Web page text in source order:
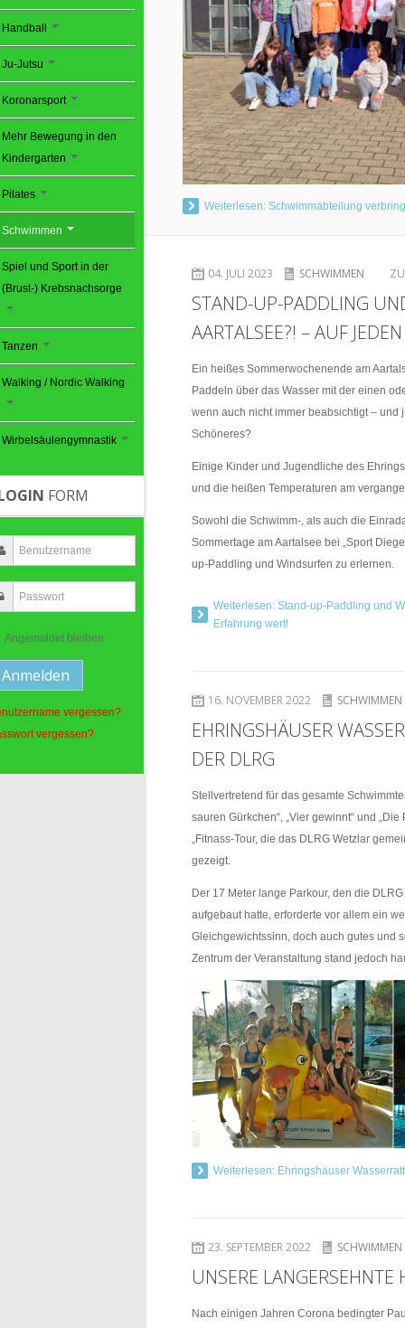
Weiterlesen: Schwimmabteilung
04. JULI 2023 SCHWIMMEN
STAND-UP-PADDLING
AARTALSEE?! – AUF
Ein heißes Sommerwochenende am
Paddeln über das Wasser mit der einen
wenn auch nicht immer beabsichtigt – und
Schöneres?
Einige Kinder und Jugendliche des
und die heißen Temperaturen am
Sowohl die Schwimm-, als auch die
Sommertage am Aartalsee bei „Sport
up-Paddling und Windsurfen zu erlernen.
Weiterlesen: Stand-up-Paddling und
Erfahrung wert!
16. NOVEMBER 2022 SCHWIMMEN
EHRINGSHÄUSER
DER DLRG
Stellvertretend für das gesamte
sauren Gürkchen“, „Vier gewinnt“ und
„Fitnass-Tour, die das DLRG Wetzlar
gezeigt.
Der 17 Meter lange Parkour, den die
aufgebaut hatte, erforderte vor allem ein
Gleichgewichtssinn, doch auch gutes und
Zentrum der Veranstaltung stand jedoch
Weiterlesen: Ehringshäuser
23. SEPTEMBER 2022 SCHWIMMEN
UNSERE LANGERSEHNTE
Nach einigen Jahren Corona bedingter
Handball
Ju-Jutsu
Koronarsport
Mehr Bewegung in den
Kindergarten
Pilates
Schwimmen
Spiel und Sport in der
(Brust-) Krebsnachsorge
Tanzen
Walking / Nordic Walking
Wirbelsäulengymnastik
FORM
Angemeldet bleiben
vergessen?
vergessen?